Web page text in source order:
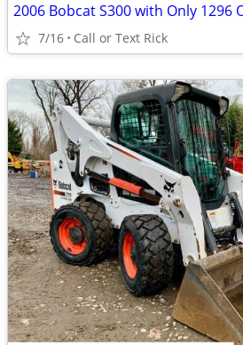
7/16 Call or Text Rick